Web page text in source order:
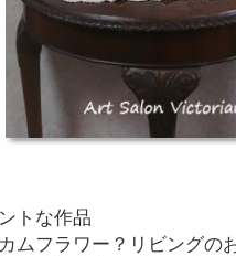
トな作品
ムフラワー？リビングの